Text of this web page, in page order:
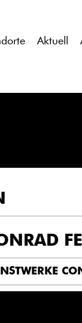
Aktuell